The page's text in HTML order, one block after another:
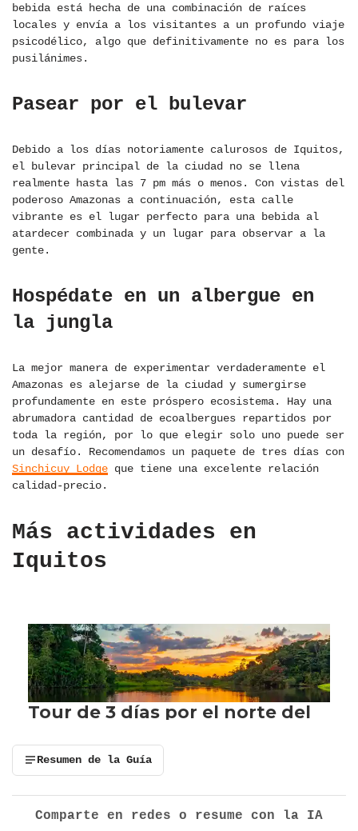
bebida está hecha de una combinación de raíces
locales y envía a los visitantes a un profundo viaje
psicodélico, algo que definitivamente no es para los
pusilánimes.
Pasear por el bulevar
Debido a los días notoriamente calurosos de Iquitos,
el bulevar principal de la ciudad no se llena
realmente hasta las 7 pm más o menos. Con vistas del
poderoso Amazonas a continuación, esta calle
vibrante es el lugar perfecto para una bebida al
atardecer combinada y un lugar para observar a la
gente.
Hospédate en un albergue en
la jungla
La mejor manera de experimentar verdaderamente el
Amazonas es alejarse de la ciudad y sumergirse
profundamente en este próspero ecosistema. Hay una
abrumadora cantidad de ecoalbergues repartidos por
toda la región, por lo que elegir solo uno puede ser
un desafío. Recomendamos un paquete de tres días con
Sinchicuy Lodge que tiene una excelente relación
calidad-precio.
Más actividades en
Iquitos
Resumen de la Guía
Comparte en redes o resume con la IA